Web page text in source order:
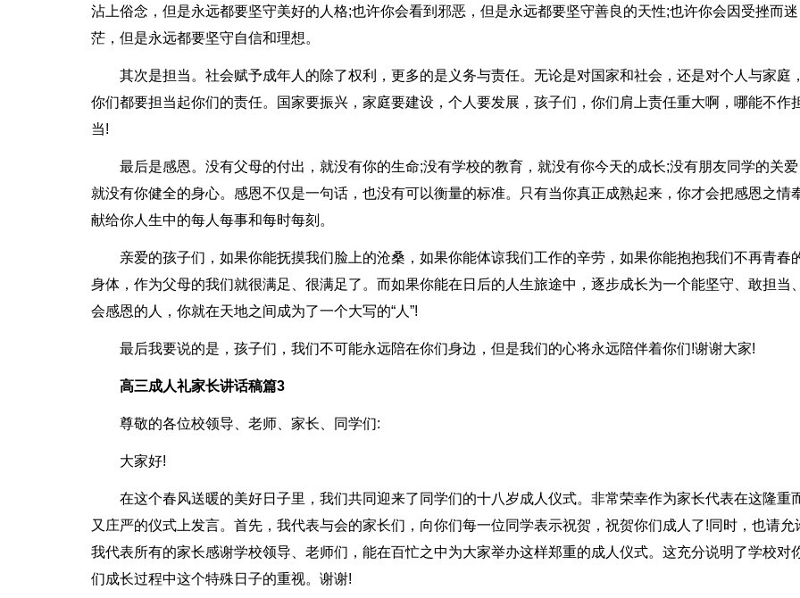
沾上俗念，但是永远都要坚守美好的人格;也许你会看到邪恶，但是永远都要坚守善良的天性;也许你会因受挫而迷
茫，但是永远都要坚守自信和理想。
其次是担当。社会赋予成年人的除了权利，更多的是义务与责任。无论是对国家和社会，还是对个人与家庭，
你们都要担当起你们的责任。国家要振兴，家庭要建设，个人要发展，孩子们，你们肩上责任重大啊，哪能不作
当!
最后是感恩。没有父母的付出，就没有你的生命;没有学校的教育，就没有你今天的成长;没有朋友同学的关爱
就没有你健全的身心。感恩不仅是一句话，也没有可以衡量的标准。只有当你真正成熟起来，你才会把感恩之情
献给你人生中的每人每事和每时每刻。
亲爱的孩子们，如果你能抚摸我们脸上的沧桑，如果你能体谅我们工作的辛劳，如果你能抱抱我们不再青春
身体，作为父母的我们就很满足、很满足了。而如果你能在日后的人生旅途中，逐步成长为一个能坚守、敢担当、
会感恩的人，你就在天地之间成为了一个大写的“人”!
最后我要说的是，孩子们，我们不可能永远陪在你们身边，但是我们的心将永远陪伴着你们!谢谢大家!
高三成人礼家长讲话稿篇3
尊敬的各位校领导、老师、家长、同学们:
大家好!
在这个春风送暖的美好日子里，我们共同迎来了同学们的十八岁成人仪式。非常荣幸作为家长代表在这隆重
又庄严的仪式上发言。首先，我代表与会的家长们，向你们每一位同学表示祝贺，祝贺你们成人了!同时，也请允
我代表所有的家长感谢学校领导、老师们，能在百忙之中为大家举办这样郑重的成人仪式。这充分说明了学校对
们成长过程中这个特殊日子的重视。谢谢!